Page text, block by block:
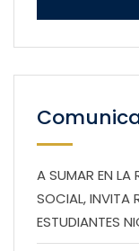
A SUMAR EN LA
SOCIAL, INVITA
ESTUDIANTES